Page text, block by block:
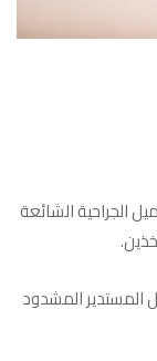
الجراحية الشائعة
المستدير المشدود